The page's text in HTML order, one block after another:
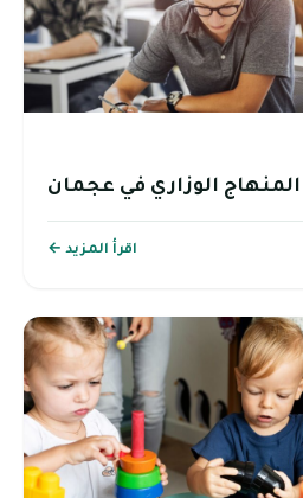
الوزاري في عجمان
اقرأ المزيد ←